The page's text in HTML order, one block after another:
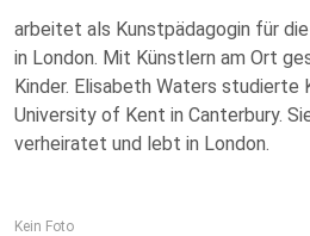
arbeitet als Kunstpädagogin für
in London. Mit Künstlern am Ort
Kinder. Elisabeth Waters studierte
University of Kent in Canterbury.
verheiratet und lebt in London.
Kein Foto